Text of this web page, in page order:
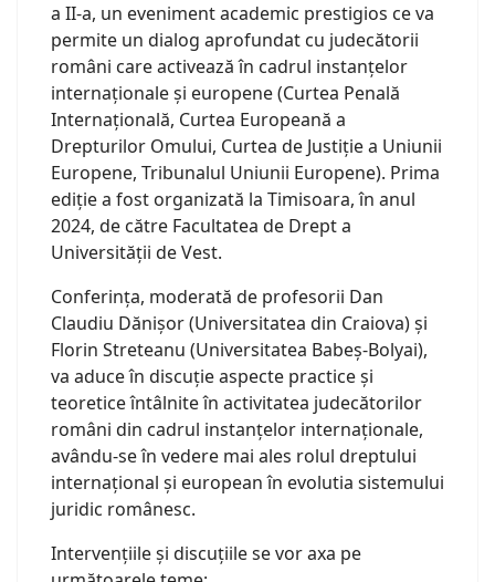
a II-a, un eveniment academic prestigios ce va
permite un dialog aprofundat cu judecătorii
români care activează în cadrul instanțelor
internaționale și europene (Curtea Penală
Internațională, Curtea Europeană a
Drepturilor Omului, Curtea de Justiție a Uniunii
Europene, Tribunalul Uniunii Europene). Prima
ediție a fost organizată la Timisoara, în anul
2024, de către Facultatea de Drept a
Universității de Vest.
Conferința, moderată de profesorii Dan
Claudiu Dănișor (Universitatea din Craiova) și
Florin Streteanu (Universitatea Babeș-Bolyai),
va aduce în discuție aspecte practice și
teoretice întâlnite în activitatea judecătorilor
români din cadrul instanțelor internaționale,
avându-se în vedere mai ales rolul dreptului
internațional și european în evolutia sistemului
juridic românesc.
Intervențiile și discuțiile se vor axa pe